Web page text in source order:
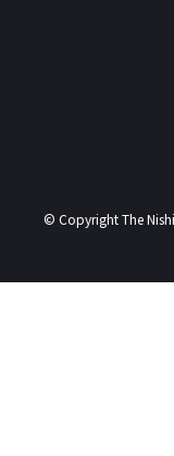
© Copyright The